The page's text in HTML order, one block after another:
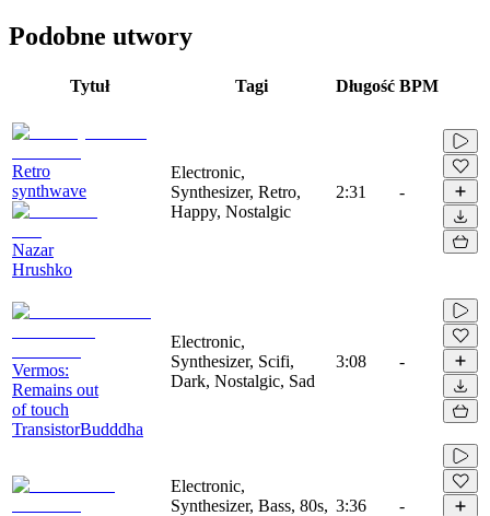
Podobne utwory
Tytuł Tagi Długość BPM
Retro
synthwave
Nazar
Hrushko
Electronic,
Synthesizer, Retro,
Happy, Nostalgic
2:31 -
Vermos:
Remains out
of touch
TransistorBudddha
Electronic,
Synthesizer, Scifi,
Dark, Nostalgic, Sad
3:08 -
Electronic,
Synthesizer, Bass, 80s, 3:36 -